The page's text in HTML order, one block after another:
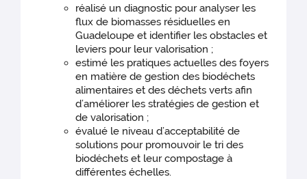
réalisé un diagnostic pour analyser les
flux de biomasses résiduelles en
Guadeloupe et identifier les obstacles et
leviers pour leur valorisation ;
estimé les pratiques actuelles des foyers
en matière de gestion des biodéchets
alimentaires et des déchets verts afin
d’améliorer les stratégies de gestion et
de valorisation ;
évalué le niveau d’acceptabilité de
solutions pour promouvoir le tri des
biodéchets et leur compostage à
différentes échelles.